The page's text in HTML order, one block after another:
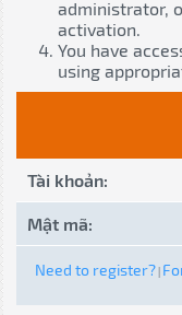
administrator,
activation.
You have
using
Tài khoản:
Mật mã:
Need to register?